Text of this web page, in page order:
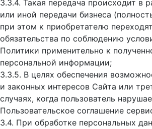
3.3.4. Такая передача происходит в
или иной передачи бизнеса
при этом к приобретателю
обязательства по соблюдению
Политики применительно к
персональной информации;
3.3.5. В целях обеспечения
и законных интересов Сайта или
случаях, когда пользователь
Пользовательское соглашение
3.4. При обработке персональных